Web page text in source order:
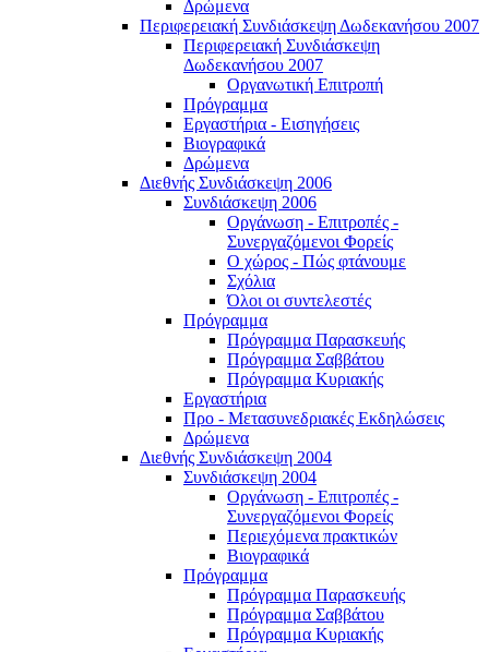
Δρώμενα
Περιφερειακή Συνδιάσκεψη Δωδεκανήσου 2007
Περιφερειακή Συνδιάσκεψη
Δωδεκανήσου 2007
Οργανωτική Επιτροπή
Πρόγραμμα
Εργαστήρια - Εισηγήσεις
Βιογραφικά
Δρώμενα
Διεθνής Συνδιάσκεψη 2006
Συνδιάσκεψη 2006
Οργάνωση - Επιτροπές -
Συνεργαζόμενοι Φορείς
Ο χώρος - Πώς φτάνουμε
Σχόλια
Όλοι οι συντελεστές
Πρόγραμμα
Πρόγραμμα Παρασκευής
Πρόγραμμα Σαββάτου
Πρόγραμμα Κυριακής
Εργαστήρια
Προ - Μετασυνεδριακές Εκδηλώσεις
Δρώμενα
Διεθνής Συνδιάσκεψη 2004
Συνδιάσκεψη 2004
Οργάνωση - Επιτροπές -
Συνεργαζόμενοι Φορείς
Περιεχόμενα πρακτικών
Βιογραφικά
Πρόγραμμα
Πρόγραμμα Παρασκευής
Πρόγραμμα Σαββάτου
Πρόγραμμα Κυριακής